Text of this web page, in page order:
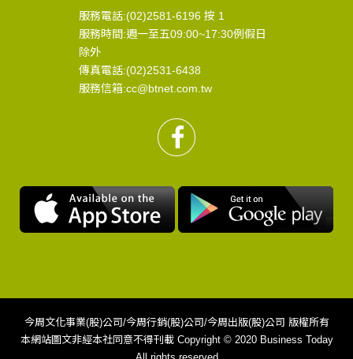
服務電話:(02)2581-6196 按 1
服務時間:週一至五09:00~17:30例假日
除外
傳真電話:(02)2531-6438
服務信箱:cc@btnet.com.tw
今周文化事業(股)公司/今周行銷(股)公司/今周出版(股)公司 版權所有
本網站圖文非經本社同意不得刊載 Copyright © 2020 Business Today